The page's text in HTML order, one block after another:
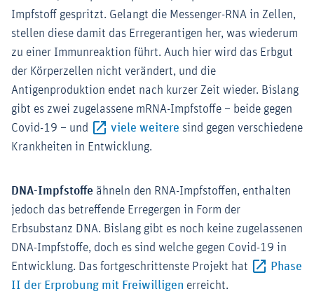
Impfstoff gespritzt. Gelangt die Messenger-RNA in Zellen,
stellen diese damit das Erregerantigen her, was wiederum
zu einer Immunreaktion führt. Auch hier wird das Erbgut
der Körperzellen nicht verändert, und die
Antigenproduktion endet nach kurzer Zeit wieder. Bislang
gibt es zwei zugelassene mRNA-Impfstoffe – beide gegen
Covid-19 – und
viele weitere Externer-Link (Öffnet im
sind gegen verschiedene
Krankheiten in Entwicklung.
DNA-Impfstoffe ähneln den RNA-Impfstoffen, enthalten
jedoch das betreffende Erregergen in Form der
Erbsubstanz DNA. Bislang gibt es noch keine zugelassenen
DNA-Impfstoffe, doch es sind welche gegen Covid-19 in
Entwicklung. Das fortgeschrittenste Projekt hat
Phase
II der Erprobung mit Freiwilligen Externer-Link (Öffnet im
erreicht.